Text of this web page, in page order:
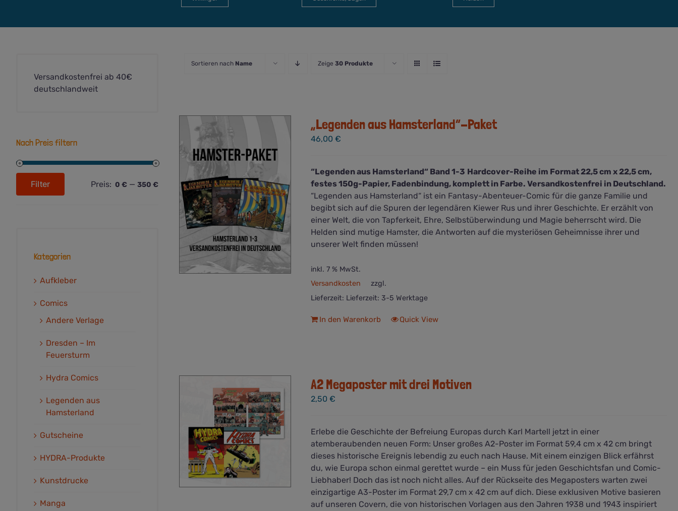
Sortieren nach Name Zeige 30 Produkte
„Legenden aus Hamsterland“-Paket
46,00 €
“Legenden aus Hamsterland“ Band 1-3 Hardcover-Reihe im Format 22,5 cm x 22,5 cm,
festes 150g-Papier, Fadenbindung, komplett in Farbe. Versandkostenfrei in Deutschland.
“Legenden aus Hamsterland“ ist ein Fantasy-Abenteuer-Comic für die ganze Familie und
begibt sich auf die Spuren der legendären Kiewer Rus und ihrer Geschichte. Er erzählt von
einer Welt, die von Tapferkeit, Ehre, Selbstüberwindung und Magie beherrscht wird. Die
Helden sind mutige Hamster, die Antworten auf die mysteriösen Geheimnisse ihrer und
unserer Welt finden müssen!
inkl. 7 % MwSt.
zzgl.
Versandkosten
Lieferzeit: Lieferzeit: 3-5 Werktage
In den Warenkorb Quick View
A2 Megaposter mit drei Motiven
2,50 €
Erlebe die Geschichte der Befreiung Europas durch Karl Martell jetzt in einer
atemberaubenden neuen Form: Unser großes A2-Poster im Format 59,4 cm x 42 cm bringt
dieses historische Ereignis lebendig zu euch nach Hause. Mit einem einzigen Blick erfährst
du, wie Europa schon einmal gerettet wurde – ein Muss für jeden Geschichtsfan und Comic-
Liebhaber! Doch das ist noch nicht alles. Auf der Rückseite des Megaposters warten zwei
einzigartige A3-Poster im Format 29,7 cm x 42 cm auf dich. Diese exklusiven Motive basieren
auf unseren Covern, die von historischen Vorlagen aus den Jahren 1938 und 1943 inspiriert
Versandkostenfrei ab 40€
deutschlandweit
Nach Preis filtern
Max.
Filter Preis: 0 €— 350 €
Kategorien
Aufkleber
Comics
Andere Verlage
Dresden – Im
Feuersturm
Hydra Comics
Legenden aus
Hamsterland
Gutscheine
HYDRA-Produkte
Kunstdrucke
Manga